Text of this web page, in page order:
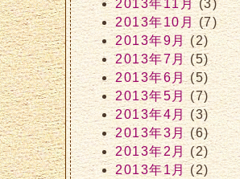
2013年11月(3)
2013年10月(7)
2013年9月(2)
2013年7月(5)
2013年6月(5)
2013年5月(7)
2013年4月(3)
2013年3月(6)
2013年2月(2)
2013年1月(2)